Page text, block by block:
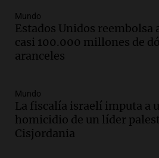
Audio.Boca se impone
con gol de Azcácibar en
desempeño del equipo
Audio.
Boca Juniors
victoria ante
de Santiago Azcácibar
Noticias
Mundo
Estados Unidos reembolsa
casi 100.000 millones de
aranceles
Mundo
La fiscalía israelí imputa a
homicidio de un líder
Cisjordania